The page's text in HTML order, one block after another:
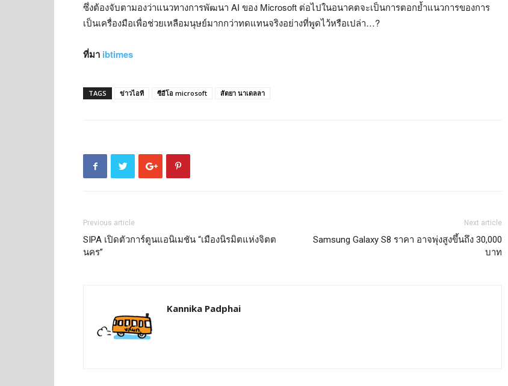
ซึ่งต้องจับตามองว่าแนวทางการพัฒนา AI ของ Microsoft ต่อไปในอนาคตจะเป็นการตอกย้ำแนวการของการ
เป็นเครื่องมือเพื่อช่วยเหลือมนุษย์มากกว่าทดแทนจริงอย่างที่พูดไว้หรือเปล่า…?
ที่มา ibtimes
TAGS ข่าวไอที ซีอีโอ microsoft สัตยา นาเดลลา
Previous article
SIPA เปิดตัวการ์ตูนแอนิเมชัน “เมืองนิรมิตแห่งจิตต
นคร”
Next article
Samsung Galaxy S8 ราคา อาจพุ่งสูงขึ้นถึง 30,000
บาท
Kannika Padphai